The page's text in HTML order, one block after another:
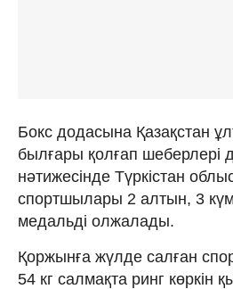
Бокс додасына Қазақстан
былғары қолғап шеберлері
нәтижесінде Түркістан
спортшылары 2 алтын, 3
медальді олжалады.
Қоржынға жүлде салған
54 кг салмақта ринг көркін